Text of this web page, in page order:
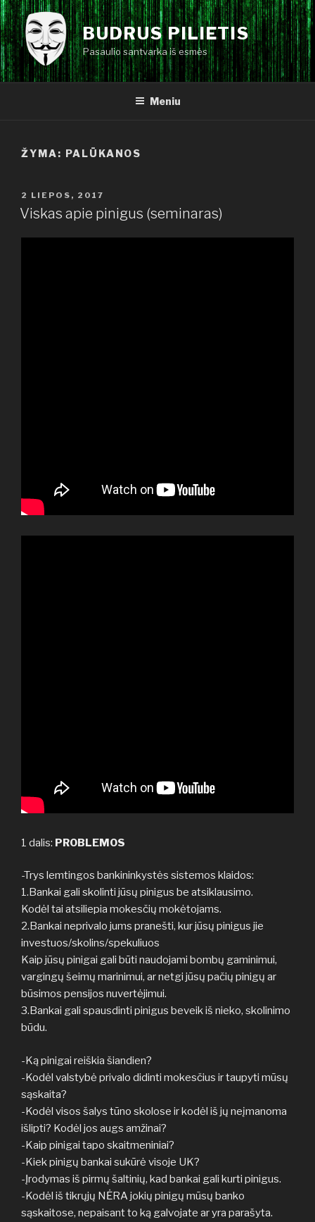
Eiti
prie
turinio
BUDRUS PILIETIS
Pasaulio santvarka iš esmės
Meniu
ŽYMA: PALŪKANOS
PASKELBTA
2 LIEPOS, 2017
Viskas apie pinigus (seminaras)
1 dalis: PROBLEMOS
-Trys lemtingos bankininkystės sistemos klaidos:
1.Bankai gali skolinti jūsų pinigus be atsiklausimo.
Kodėl tai atsiliepia mokesčių mokėtojams.
2.Bankai neprivalo jums pranešti, kur jūsų pinigus jie
investuos/skolins/spekuliuos
Kaip jūsų pinigai gali būti naudojami bombų gaminimui,
vargingų šeimų marinimui, ar netgi jūsų pačių pinigų ar
būsimos pensijos nuvertėjimui.
3.Bankai gali spausdinti pinigus beveik iš nieko, skolinimo
būdu.
-Ką pinigai reiškia šiandien?
-Kodėl valstybė privalo didinti mokesčius ir taupyti mūsų
sąskaita?
-Kodėl visos šalys tūno skolose ir kodėl iš jų neįmanoma
išlipti? Kodėl jos augs amžinai?
-Kaip pinigai tapo skaitmeniniai?
-Kiek pinigų bankai sukūrė visoje UK?
-Įrodymas iš pirmų šaltinių, kad bankai gali kurti pinigus.
-Kodėl iš tikrųjų NĖRA jokių pinigų mūsų banko
sąskaitose, nepaisant to ką galvojate ar yra parašyta.